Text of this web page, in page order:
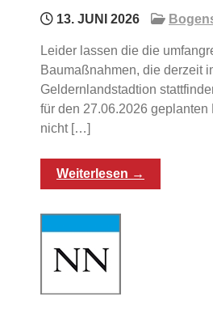
13. JUNI 2026
Leider lassen die die
Baumaßnahmen, die derzeit
Geldernlandstadtion
für den 27.06.2026 geplanten
nicht […]
Weiterlesen →